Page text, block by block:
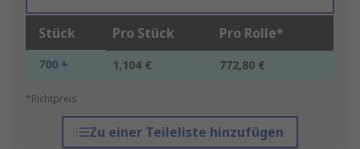
Stück Pro Stück Pro Rolle*
700 + 1,104 € 772,80 €
*Richtpreis
Zu einer Teileliste hinzufügen